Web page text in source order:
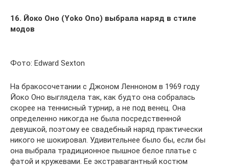
16. Йоко Оно (Yoko Ono) выбрала наряд в стиле
модов
Фото: Edward Sexton
На бракосочетании с Джоном Ленноном в 1969 году
Йоко Оно выглядела так, как будто она собралась
скорее на теннисный турнир, а не под венец. Она
определенно никогда не была посредственной
девушкой, поэтому ее свадебный наряд практически
никого не шокировал. Удивительнее было бы, если бы
она выбрала традиционное пышное белое платье с
фатой и кружевами. Ее экстравагантный костюм